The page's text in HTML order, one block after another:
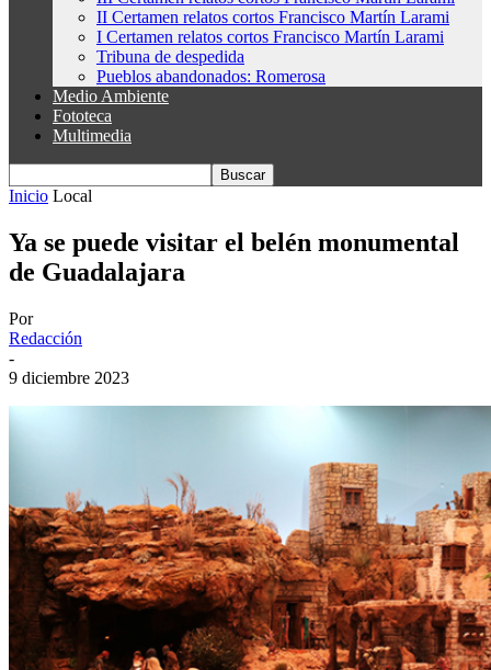
II Certamen relatos cortos Francisco Martín Larami
I Certamen relatos cortos Francisco Martín Larami
Tribuna de despedida
Pueblos abandonados: Romerosa
Medio Ambiente
Fototeca
Multimedia
Inicio Local
Ya se puede visitar el belén monumental
de Guadalajara
Por
Redacción
-
9 diciembre 2023